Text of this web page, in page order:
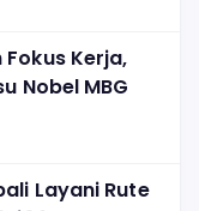
Kerja,
Nobel MBG
Layani Rute